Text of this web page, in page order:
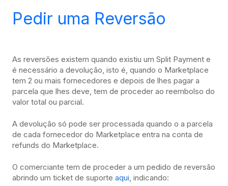
Pedir uma Reversão
As reversões existem quando existiu um Split Payment e
é necessário a devolução, isto é, quando o Marketplace
tem 2 ou mais fornecedores e depois de lhes pagar a
parcela que lhes deve, tem de proceder ao reembolso do
valor total ou parcial.
A devolução só pode ser processada quando o a parcela
de cada fornecedor do Marketplace entra na conta de
refunds do Marketplace.
O comerciante tem de proceder a um pedido de reversão
abrindo um ticket de suporte aqui, indicando: